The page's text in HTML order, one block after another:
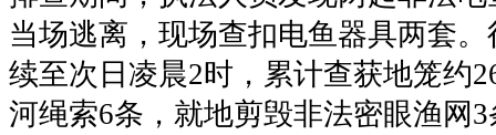
当场逃离，现场查扣电鱼器具两套
续至次日凌晨2时，累计查获地笼约
河绳索6条，就地剪毁非法密眼渔网